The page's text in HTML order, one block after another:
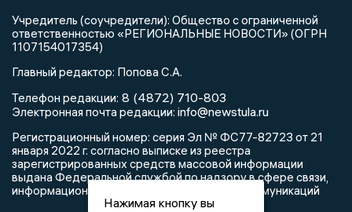
Учредитель (соучредители): Общество с ограниченной
ответственностью «РЕГИОНАЛЬНЫЕ НОВОСТИ» (ОГРН
1107154017354)
Главный редактор: Попова С.А.
Телефон редакции: 8 (4872) 710-803
Электронная почта редакции: info@newstula.ru
Регистрационный номер: серия Эл № ФС77-82723 от 21
января 2022 г. согласно выписке из реестра
зарегистрированных средств массовой информации
выдана Федеральной службой по надзору в сфере связи,
информационных технологий и массовых коммуникаций
Нажимая кнопку вы